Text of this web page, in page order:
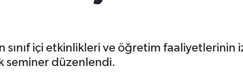
sınıf içi etkinlikleri ve öğretim faaliyetlerinin
seminer düzenlendi.